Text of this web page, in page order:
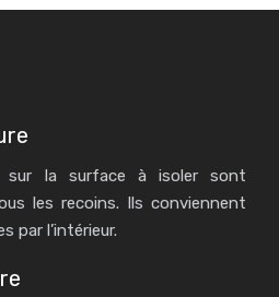
sur la surface à isoler sont
les recoins. Ils conviennent
par l’intérieur.